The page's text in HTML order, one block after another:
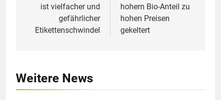
ist vielfacher und
gefährlicher
Etikettenschwindel
hohem Bio-Anteil zu
hohen Preisen
gekeltert
Weitere News